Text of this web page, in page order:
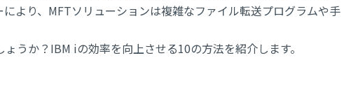
より、MFTソリューションは複雑なファイル転送プログラムや手
うか？IBM iの効率を向上させる10の方法を紹介します。